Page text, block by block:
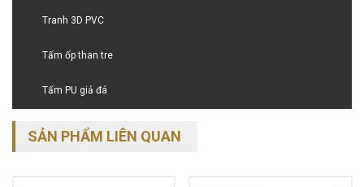
Tranh 3D PVC
Tấm ốp than tre
Tấm PU giả đá
SẢN PHẨM LIÊN QUAN